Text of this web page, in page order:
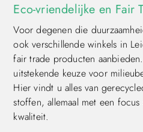
Eco-vriendelijke en Fair
Voor degenen die
ook verschillende winkels in
fair trade producten
uitstekende keuze voor
Hier vindt u alles van
stoffen, allemaal met een
kwaliteit.